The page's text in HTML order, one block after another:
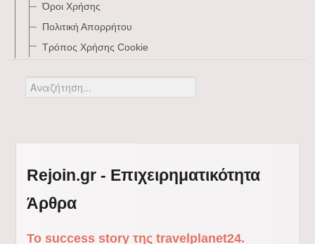
Όροι Χρήσης
Πολιτική Απορρήτου
Τρόπος Xρήσης Cookie
Αναζήτηση...
Rejoin.gr - Επιχειρηματικότητα
Άρθρα
Το success story της travelplanet24.